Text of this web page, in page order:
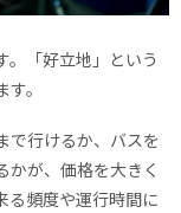
。「好立地」という
。
で行けるか、バスを
かが、価格を大きく
る頻度や運行時間に